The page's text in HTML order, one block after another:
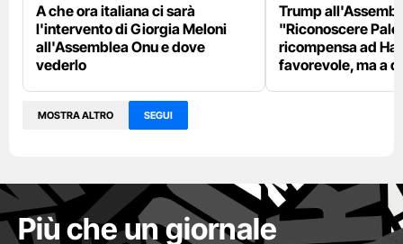
A che ora italiana ci sarà
l'intervento di Giorgia Meloni
all'Assemblea Onu e dove
vederlo
Trump
"Riconoscere
ricompensa ad
favorevole, ma a
MOSTRA ALTRO SEGUI
Più che un giornale